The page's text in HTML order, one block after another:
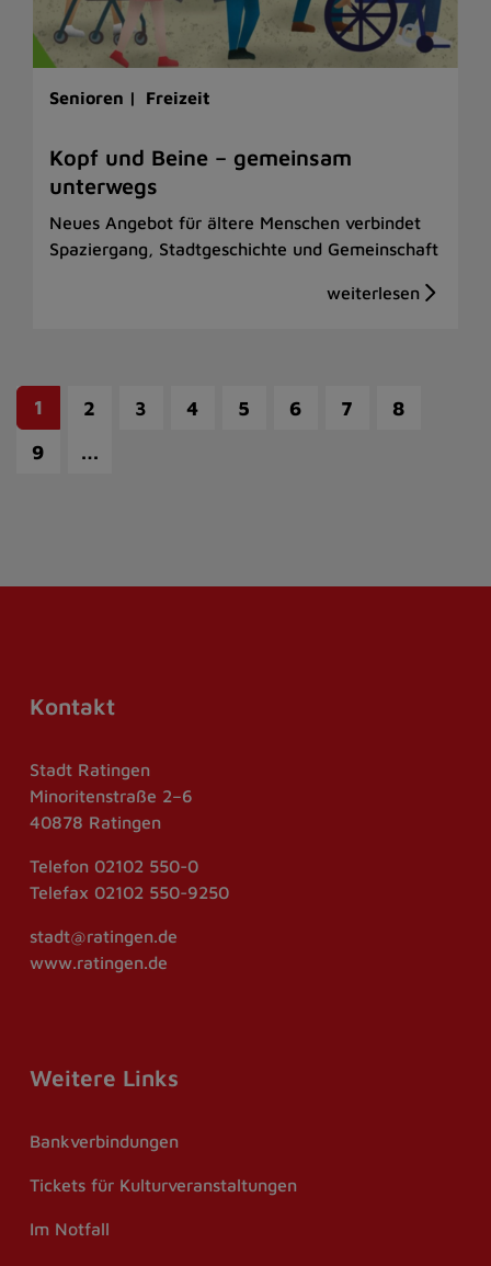
Senioren | Freizeit
Kopf und Beine – gemeinsam
unterwegs
Neues Angebot für ältere Menschen verbindet
Spaziergang, Stadtgeschichte und Gemeinschaft
1 2 3 4 5 6 7
8
9
…
Kontakt
Stadt Ratingen
Minoritenstraße 2–6
40878 Ratingen
Telefon 02102 550-0
Telefax 02102 550-9250
stadt@ratingen.de
www.ratingen.de
Weitere Links
Bankverbindungen
Tickets für Kulturveranstaltungen
Im Notfall